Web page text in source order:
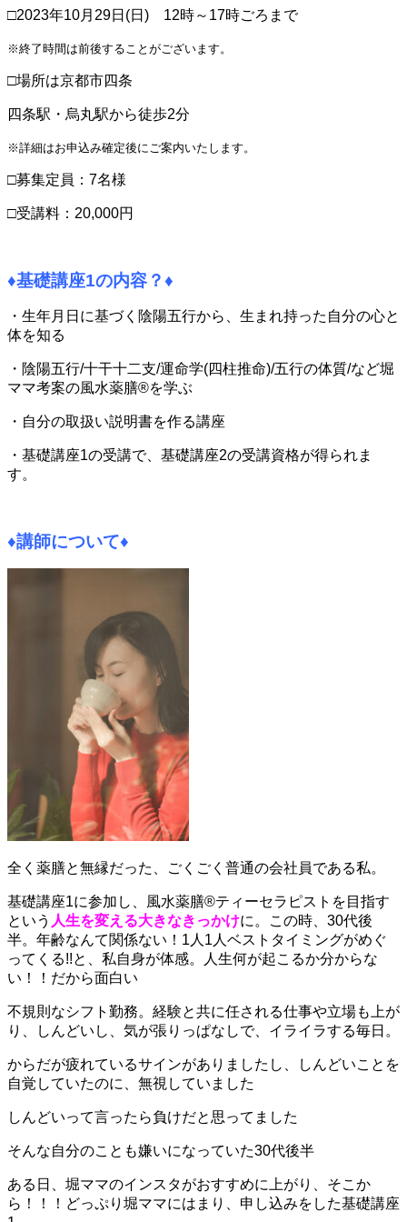
□2023年10月29日(日) 12時～17時ごろまで
※終了時間は前後することがございます。
□場所は京都市四条
四条駅・烏丸駅から徒歩2分
※詳細はお申込み確定後にご案内いたします。
□募集定員：7名様
□受講料：20,000円
♦基礎講座1の内容？♦
・生年月日に基づく陰陽五行から、生まれ持った自分の心と
体を知る
・陰陽五行/十干十二支/運命学(四柱推命)/五行の体質/など堀
ママ考案の風水薬膳®を学ぶ
・自分の取扱い説明書を作る講座
・基礎講座1の受講で、基礎講座2の受講資格が得られま
す。
♦講師について♦
全く薬膳と無縁だった、ごくごく普通の会社員である私。
基礎講座1に参加し、風水薬膳®ティーセラピストを目指す
という 人生を変える大きなきっかけに。この時、30代後
半。年齢なんて関係ない！1人1人ベストタイミングがめぐ
ってくる!!と、私自身が体感。人生何が起こるか分からな
い！！だから面白い
不規則なシフト勤務。 経験と共に任される仕事や立場も上が
り、
しんどいし、気が張りっぱなしで、イライラする毎日。
からだが疲れているサインがありましたし、
しんどいことを
自覚していたのに、無視していました
しんどいって言ったら負けだと思ってました
そんな自分のことも嫌いになっていた30代後半
ある日、堀ママのインスタがおすすめに上がり、 そこか
ら！！！どっぷり堀ママにはまり、申し込みをした基礎講座